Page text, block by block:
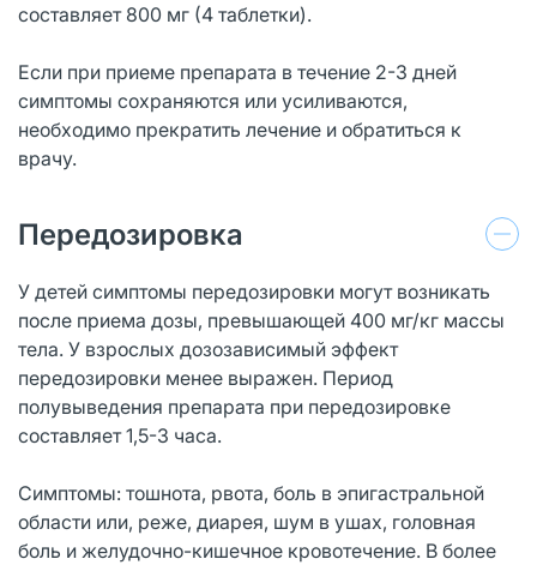
составляет 800 мг (4 таблетки).
Если при приеме препарата в течение 2-3 дней
симптомы сохраняются или усиливаются,
необходимо прекратить лечение и обратиться к
врачу.
Передозировка
У детей симптомы передозировки могут возникать
после приема дозы, превышающей 400 мг/кг массы
тела. У взрослых дозозависимый эффект
передозировки менее выражен. Период
полувыведения препарата при передозировке
составляет 1,5-3 часа.
Симптомы: тошнота, рвота, боль в эпигастральной
области или, реже, диарея, шум в ушах, головная
боль и желудочно-кишечное кровотечение. В более